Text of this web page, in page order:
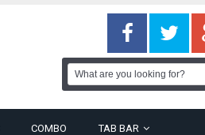
COMBO TAB BAR